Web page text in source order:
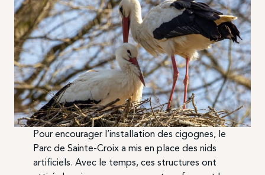
Pour encourager l’installation des cigognes, le
Parc de Sainte-Croix a mis en place des nids
artificiels. Avec le temps, ces structures ont